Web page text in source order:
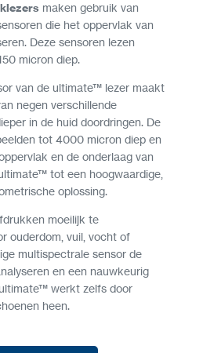
maken gebruik van
die het oppervlak van
Deze sensoren lezen
micron diep.
van de ultimate™ lezer maakt
negen verschillende
in de huid doordringen. De
tot 4000 micron diep en
en de onderlaag van
tot een hoogwaardige,
oplossing.
moeilijk te
ouderdom, vuil, vocht of
multispectrale sensor de
en een nauwkeurig
werkt zelfs door
heen.